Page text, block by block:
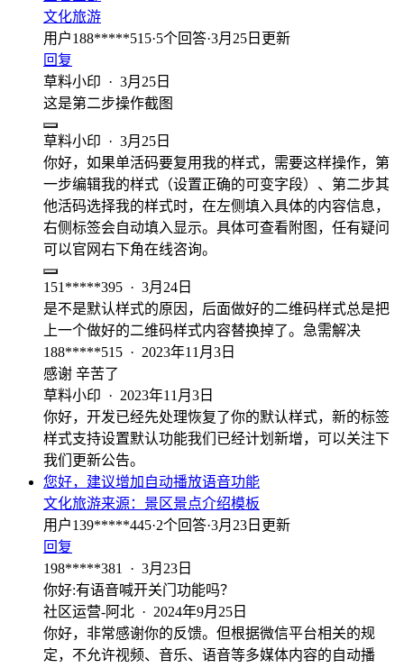
文化旅游
用户188*****515·5个回答·3月25日更新
回复
草料小印 · 3月25日
这是第二步操作截图
草料小印 · 3月25日
你好，如果单活码要复用我的样式，需要这样操作，第
一步编辑我的样式（设置正确的可变字段）、第二步其
他活码选择我的样式时，在左侧填入具体的内容信息，
右侧标签会自动填入显示。具体可查看附图，任有疑问
可以官网右下角在线咨询。
151*****395 · 3月24日
是不是默认样式的原因，后面做好的二维码样式总是把
上一个做好的二维码样式内容替换掉了。急需解决
188*****515 · 2023年11月3日
感谢 辛苦了
草料小印 · 2023年11月3日
你好，开发已经先处理恢复了你的默认样式，新的标签
样式支持设置默认功能我们已经计划新增，可以关注下
我们更新公告。
您好，建议增加自动播放语音功能
文化旅游来源： 景区景点介绍模板
用户139*****445·2个回答·3月23日更新
回复
198*****381
· 3月23日
你好:有语音喊开关门功能吗？
社区运营-阿北 · 2024年9月25日
你好，非常感谢你的反馈。但根据微信平台相关的规
定，不允许视频、音乐、语音等多媒体内容的自动播